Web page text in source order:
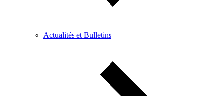
Actualités et Bulletins